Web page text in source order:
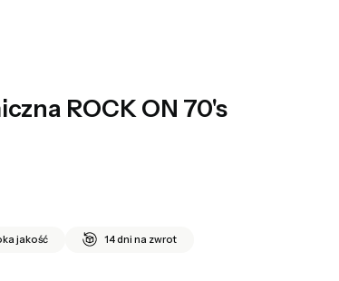
ROCK ON 70's
jakość 14 dni na zwrot